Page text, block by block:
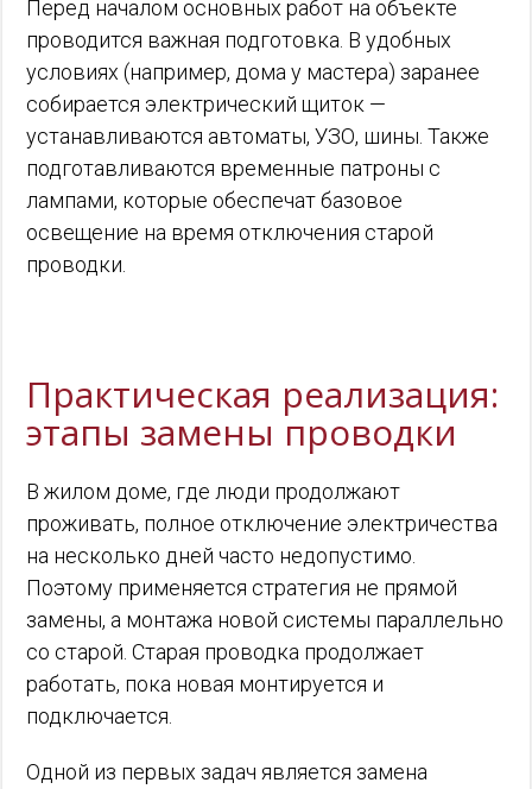
Перед началом основных работ на объекте
проводится важная подготовка. В удобных
условиях (например, дома у мастера) заранее
собирается электрический щиток —
устанавливаются автоматы, УЗО, шины. Также
подготавливаются временные патроны с
лампами, которые обеспечат базовое
освещение на время отключения старой
проводки.
Практическая реализация:
этапы замены проводки
В жилом доме, где люди продолжают
проживать, полное отключение электричества
на несколько дней часто недопустимо.
Поэтому применяется стратегия не прямой
замены, а монтажа новой системы параллельно
со старой. Старая проводка продолжает
работать, пока новая монтируется и
подключается.
Одной из первых задач является замена